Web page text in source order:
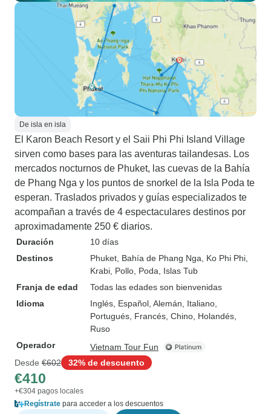
De isla en isla
El Karon Beach Resort y el Saii Phi Phi Island Village
sirven como bases para las aventuras tailandesas. Los
mercados nocturnos de Phuket, las cuevas de la Bahía
de Phang Nga y los puntos de snorkel de la Isla Poda te
esperan. Traslados privados y guías especializados te
acompañan a través de 4 espectaculares destinos por
aproximadamente 250 € diarios.
Duración
10 días
Destinos
Phuket , Bahía de Phang Nga , Ko Phi Phi
Krabi , Pollo, Poda, Islas Tub
Franja de edad
Todas las edades son bienvenidas
Idioma
Inglés, Español, Alemán, Italiano,
Portugués, Francés, Chino, Holandés,
Ruso
Operador
Vietnam Tour Fun
Desde €602 32% de descuento
€410
+€304 pagos locales
Regístrate para acceder a los descuentos